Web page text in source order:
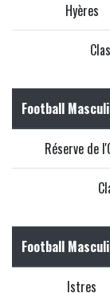
Hyères
Football
Réserve de
Football
Istres